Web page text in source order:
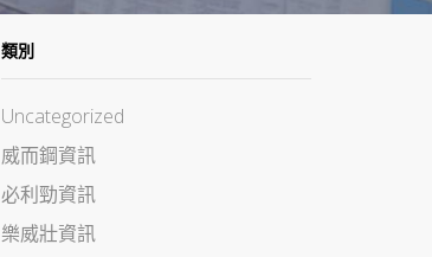
類別
Uncategorized
威而鋼資訊
必利勁資訊
樂威壯資訊